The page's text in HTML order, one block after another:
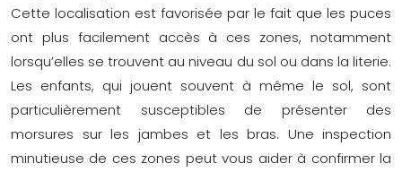
Cette localisation est favorisée par le fait que les puces
ont plus facilement accès à ces zones, notamment
lorsqu’elles se trouvent au niveau du sol ou dans la literie.
Les enfants, qui jouent souvent à même le sol, sont
particulièrement susceptibles de présenter des
morsures sur les jambes et les bras. Une inspection
minutieuse de ces zones peut vous aider à confirmer la